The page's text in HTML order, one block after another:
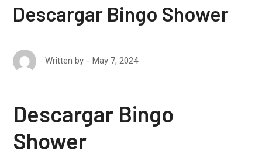
Descargar Bingo Shower
Written by May 7, 2024
Descargar Bingo
Shower